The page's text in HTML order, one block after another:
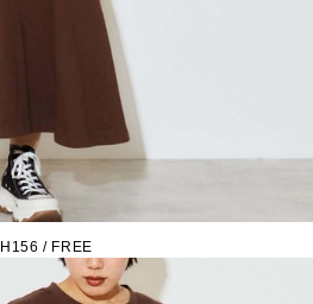
H156 / FREE